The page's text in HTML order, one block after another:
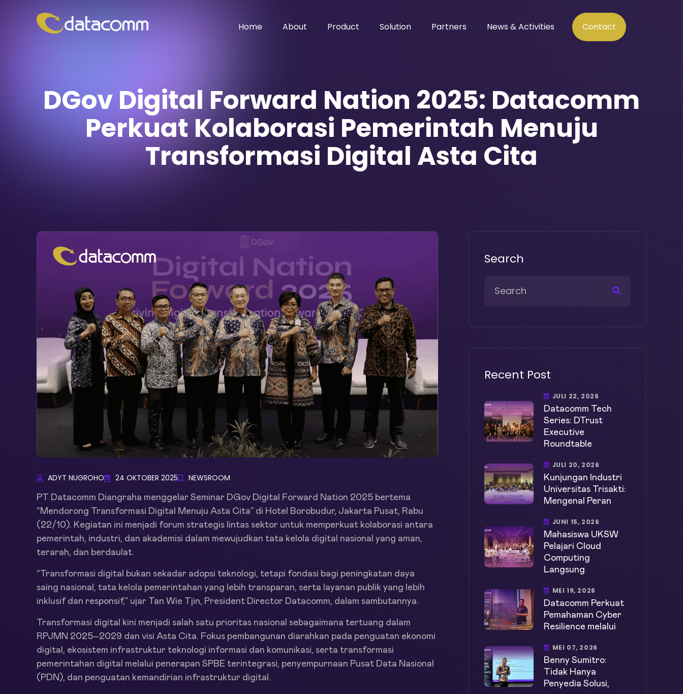
Home About Product Solution Partners News & Activities Contact
DGov Digital Forward Nation 2025: Datacomm
Perkuat Kolaborasi Pemerintah Menuju
Transformasi Digital Asta Cita
ADYT NUGROHO 24 OKTOBER 2025 NEWSROOM
PT Datacomm Diangraha menggelar Seminar DGov Digital Forward Nation 2025 bertema
“Mendorong Transformasi Digital Menuju Asta Cita” di Hotel Borobudur, Jakarta Pusat, Rabu
(22/10). Kegiatan ini menjadi forum strategis lintas sektor untuk memperkuat kolaborasi antara
pemerintah, industri, dan akademisi dalam mewujudkan tata kelola digital nasional yang aman,
terarah, dan berdaulat.
“Transformasi digital bukan sekadar adopsi teknologi, tetapi fondasi bagi peningkatan daya
saing nasional, tata kelola pemerintahan yang lebih transparan, serta layanan publik yang lebih
inklusif dan responsif,” ujar Tan Wie Tjin, President Director Datacomm, dalam sambutannya.
Transformasi digital kini menjadi salah satu prioritas nasional sebagaimana tertuang dalam
RPJMN 2025–2029 dan visi Asta Cita. Fokus pembangunan diarahkan pada penguatan ekonomi
digital, ekosistem infrastruktur teknologi informasi dan komunikasi, serta transformasi
pemerintahan digital melalui penerapan SPBE terintegrasi, penyempurnaan Pusat Data Nasional
(PDN), dan penguatan kemandirian infrastruktur digital.
Search
Recent Post
JULI 22, 2026
Datacomm Tech
Series: DTrust
Executive
Roundtable
JULI 20, 2026
Kunjungan Industri
Universitas Trisakti:
Mengenal Peran
JUNI 15, 2026
Mahasiswa UKSW
Pelajari Cloud
Computing
Langsung
MEI 19, 2026
Datacomm Perkuat
Pemahaman Cyber
Resilience melalui
MEI 07, 2026
Benny Sumitro:
Tidak Hanya
Penyedia Solusi,